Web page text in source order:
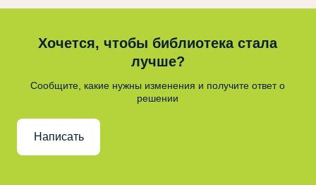
Хочется, чтобы библиотека стала
лучше?
Сообщите, какие нужны изменения и получите ответ о
решении
Написать